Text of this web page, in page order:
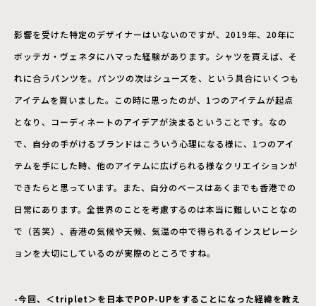
影響を受けた特定のデザイナーはいないのですが、2019年、20年に
ボッテガ・ヴェネタにハマった経験があります。シャツを買えば、そ
れに合うパンツを。パンツの次はシューズを、という具合にいくつも
アイテムを買いました。この時に思ったのが、1つのアイテムが起点
となり、コーディネートのアイデアが決まるということです。なの
で、自分の手がけるブランドはこういう心理になる様に、1つのアイ
テムを手にした時、他のアイテムに広げられる様なクリエイションが
できたらと思っています。また、自分のベースはあくまでも香港での
日常にあります。全世界のことを考慮するのは本当に難しいことなの
で（苦笑）、香港の気候や天候、気温の中で得られるインスピレーシ
ョンを大切にしているのが実際のところですね。
-今回、＜triplet＞を日本でPOP-UPをすることになった経緯を教え